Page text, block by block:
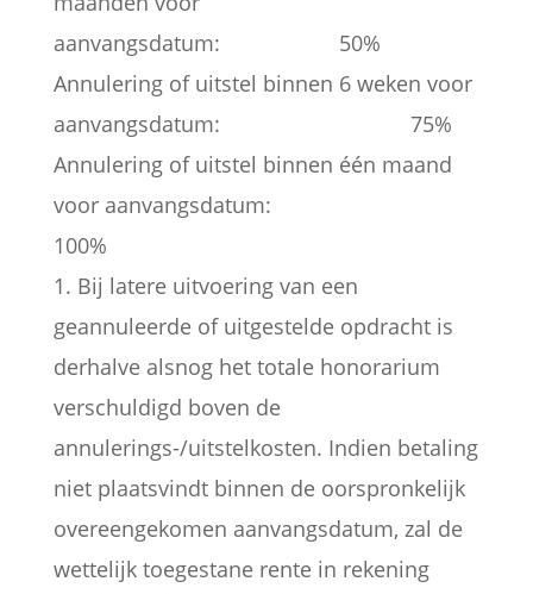
aanvangsdatum: 50%
Annulering of uitstel binnen 6 weken voor
aanvangsdatum: 75%
Annulering of uitstel binnen één maand
voor aanvangsdatum:
100%
1. Bij latere uitvoering van een
geannuleerde of uitgestelde opdracht is
derhalve alsnog het totale honorarium
verschuldigd boven de
annulerings-/uitstelkosten. Indien betaling
niet plaatsvindt binnen de oorspronkelijk
overeengekomen aanvangsdatum, zal de
wettelijk toegestane rente in rekening